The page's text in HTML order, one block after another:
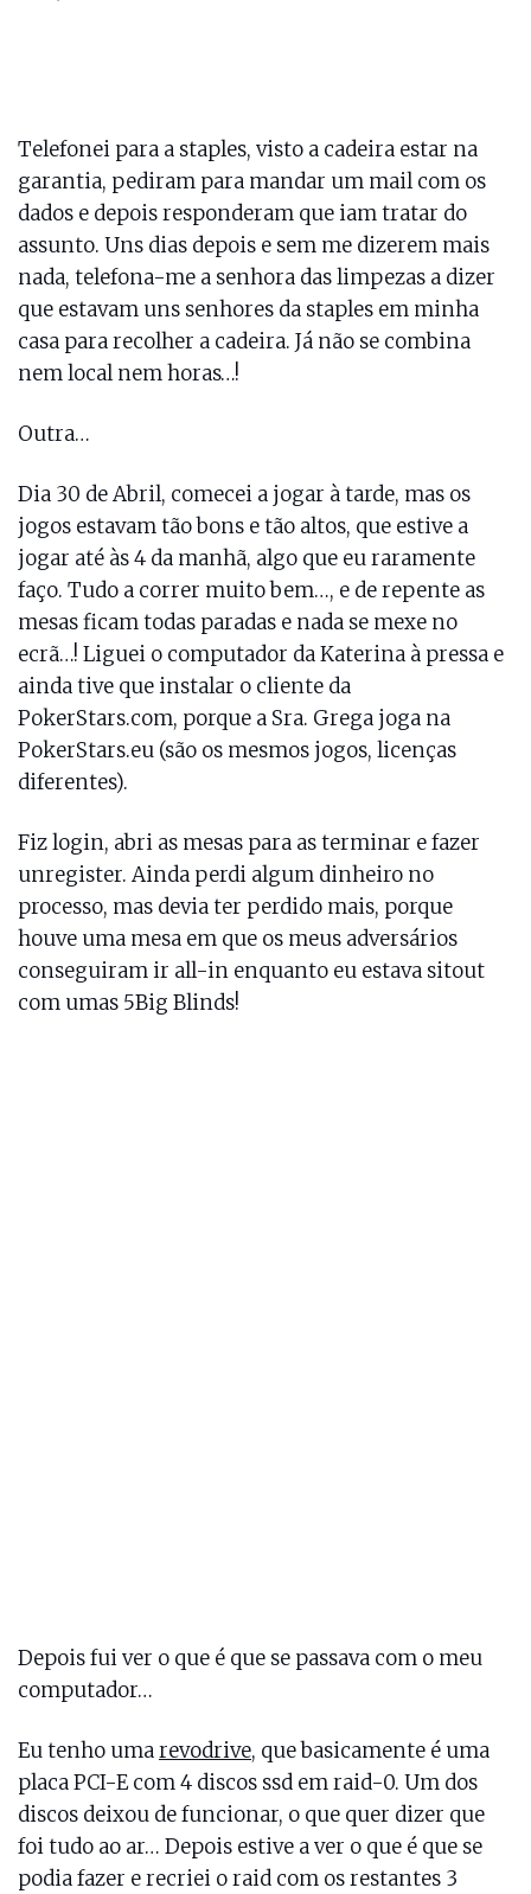
Telefonei para a staples, visto a cadeira estar na
garantia, pediram para mandar um mail com os
dados e depois responderam que iam tratar do
assunto. Uns dias depois e sem me dizerem mais
nada, telefona-me a senhora das limpezas a dizer
que estavam uns senhores da staples em minha
casa para recolher a cadeira. Já não se combina
nem local nem horas…!
Outra…
Dia 30 de Abril, comecei a jogar à tarde, mas os
jogos estavam tão bons e tão altos, que estive a
jogar até às 4 da manhã, algo que eu raramente
faço. Tudo a correr muito bem…, e de repente as
mesas ficam todas paradas e nada se mexe no
ecrã…! Liguei o computador da Katerina à pressa e
ainda tive que instalar o cliente da
PokerStars.com, porque a Sra. Grega joga na
PokerStars.eu (são os mesmos jogos, licenças
diferentes).
Fiz login, abri as mesas para as terminar e fazer
unregister. Ainda perdi algum dinheiro no
processo, mas devia ter perdido mais, porque
houve uma mesa em que os meus adversários
conseguiram ir all-in enquanto eu estava sitout
com umas 5Big Blinds!
Depois fui ver o que é que se passava com o meu
computador…
Eu tenho umarevodrive, que basicamente é uma
placa PCI-E com 4 discos ssd em raid-0. Um dos
discos deixou de funcionar, o que quer dizer que
foi tudo ao ar… Depois estive a ver o que é que se
podia fazer e recriei o raid com os restantes 3